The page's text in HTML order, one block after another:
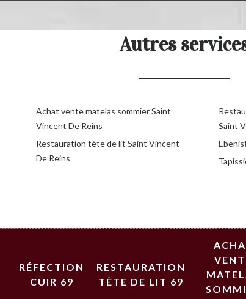
Autres
Achat vente matelas sommier Saint
Vincent De Reins
Restauration tête de lit Saint Vincent
De Reins
Saint
RÉFECTION
CUIR 69
RESTAURATION
TÊTE DE LIT 69